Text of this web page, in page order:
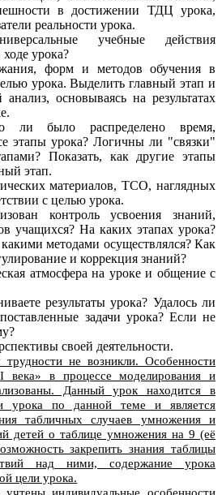
в достижении ТДЦ урока,
реальности урока.
учебные действия
урока?
форм и методов обучения в
урока. Выделить главный этап и
основываясь на результатах
ли было распределено время,
этапы урока? Логичны ли "связки"
Показать, как другие этапы
этап.
материалов, ТСО, наглядных
с целью урока.
контроль усвоения знаний,
учащихся? На каких этапах урока?
методами осуществлялся? Как
и коррекция знаний?
атмосфера на уроке и общение с
результаты урока? Удалось ли
задачи урока? Если не
своей деятельности.
не возникли. Особенности
века» в процессе моделирования и
Данный урок находится в
по данной теме и является
табличных случаев умножения и
детей о таблице умножения на 9 (её
закрепить знания таблицы
над ними, содержание урока
цели урока.